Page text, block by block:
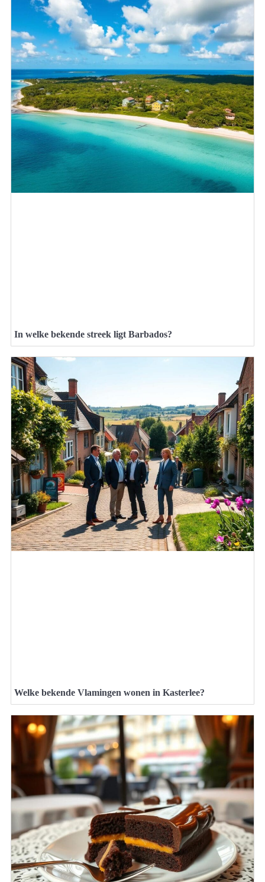
In welke bekende streek ligt Barbados?
Welke bekende Vlamingen wonen in Kasterlee?